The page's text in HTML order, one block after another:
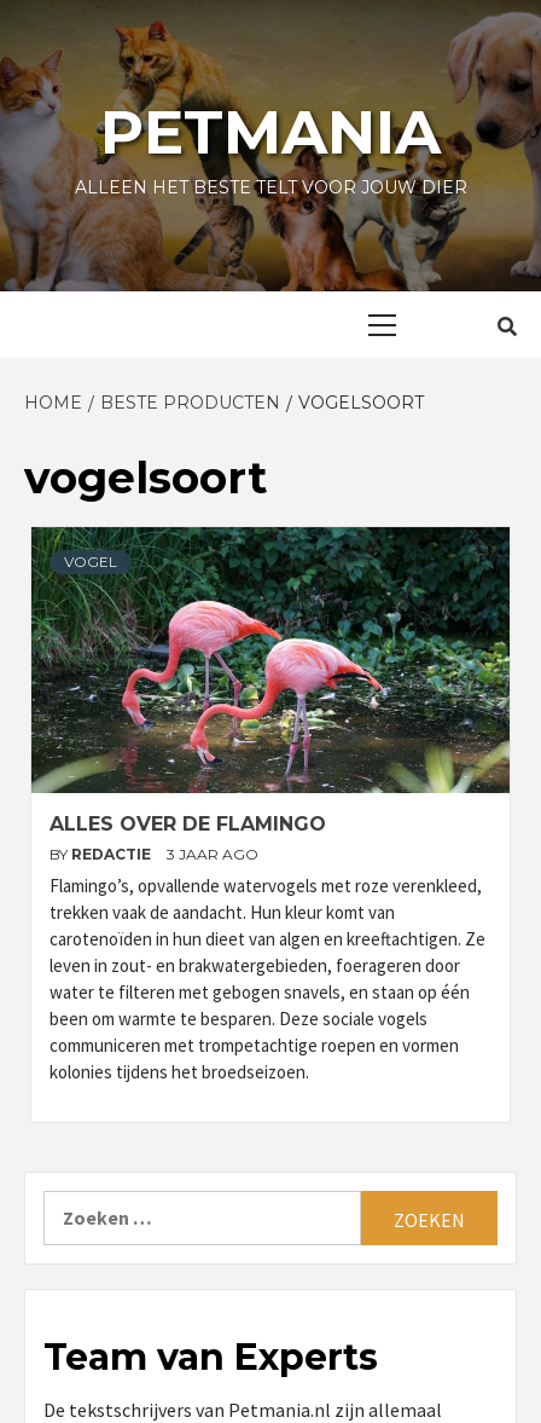
content
PETMANIA
ALLEEN HET BESTE TELT VOOR JOUW DIER
HOME BESTE PRODUCTEN VOGELSOORT
vogelsoort
VOGEL
ALLES OVER DE FLAMINGO
BY REDACTIE 3 JAAR AGO
Flamingo’s, opvallende watervogels met roze verenkleed,
trekken vaak de aandacht. Hun kleur komt van
carotenoïden in hun dieet van algen en kreeftachtigen. Ze
leven in zout- en brakwatergebieden, foerageren door
water te filteren met gebogen snavels, en staan op één
been om warmte te besparen. Deze sociale vogels
communiceren met trompetachtige roepen en vormen
kolonies tijdens het broedseizoen.
Team van Experts
De tekstschrijvers van Petmania.nl zijn allemaal